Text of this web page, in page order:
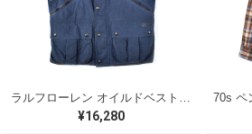
¥16,280